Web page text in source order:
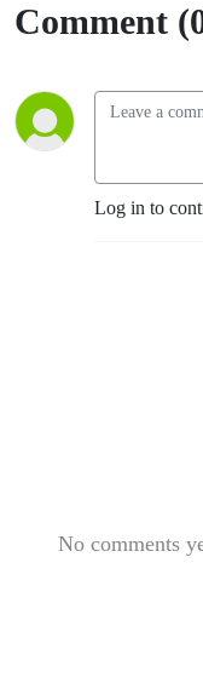
Comment
Log in to
No comments